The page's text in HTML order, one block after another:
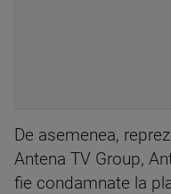
De asemenea,
Antena TV Group,
fie condamnate la